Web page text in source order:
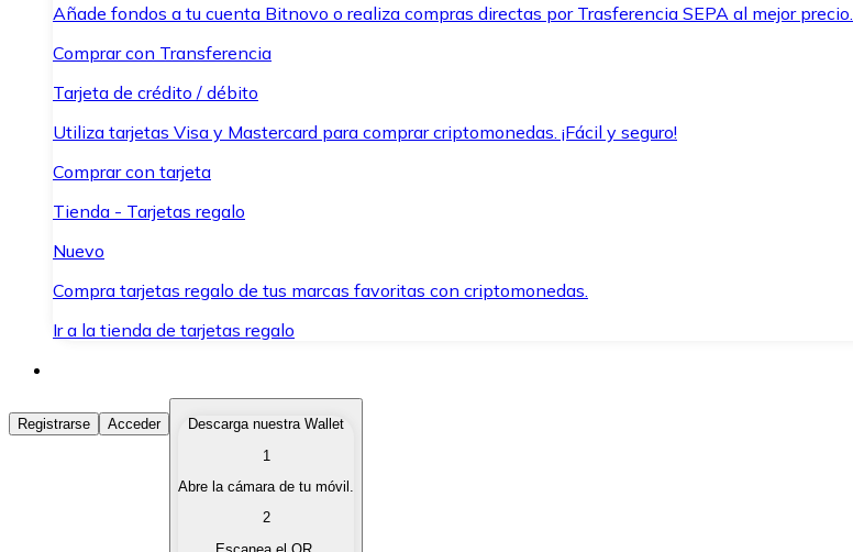
Añade fondos a tu cuenta Bitnovo o realiza compras directas por Trasferencia SEPA al mejor precio.
Comprar con Transferencia
Tarjeta de crédito / débito
Utiliza tarjetas Visa y Mastercard para comprar criptomonedas. ¡Fácil y seguro!
Comprar con tarjeta
Tienda - Tarjetas regalo
Nuevo
Compra tarjetas regalo de tus marcas favoritas con criptomonedas.
Ir a la tienda de tarjetas regalo
Comprar Criptomonedas
Compra criptomonedas con diferentes métodos de pago.
Vende tus criptomonedas de forma rápida y segura.
Registrarse Acceder
Descarga nuestra Wallet
1
Abre la cámara de tu móvil.
2